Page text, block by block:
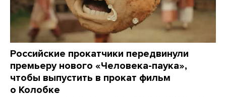
Российские прокатчики передвинули
премьеру нового «Человека-паука»,
чтобы выпустить в прокат фильм
о Колобке